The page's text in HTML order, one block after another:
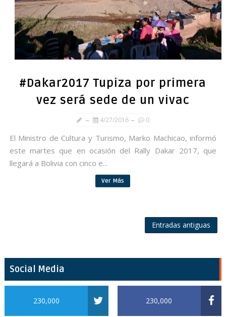
#Dakar2017 Tupiza por primera
vez será sede de un vivac
4/27/2016 0
El Ministro de Cultura y Turismo, Marko Machicao, informó
este martes que en ocasión del Rally Dakar 2017, que
llegará a Bolivia con cinco e...
Ver Más
Entradas antiguas
Social Media
230,000
230,000